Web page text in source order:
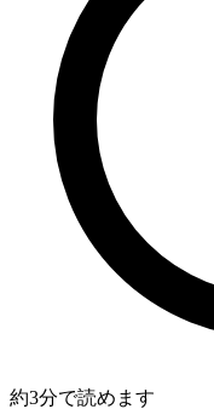
約3分で読めます